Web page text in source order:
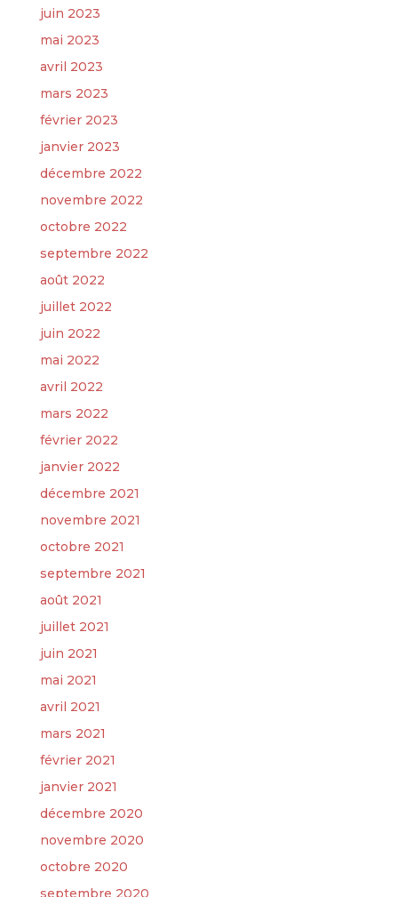
juin 2023
mai 2023
avril 2023
mars 2023
février 2023
janvier 2023
décembre 2022
novembre 2022
octobre 2022
septembre 2022
août 2022
juillet 2022
juin 2022
mai 2022
avril 2022
mars 2022
février 2022
janvier 2022
décembre 2021
novembre 2021
octobre 2021
septembre 2021
août 2021
juillet 2021
juin 2021
mai 2021
avril 2021
mars 2021
février 2021
janvier 2021
décembre 2020
novembre 2020
octobre 2020
septembre 2020